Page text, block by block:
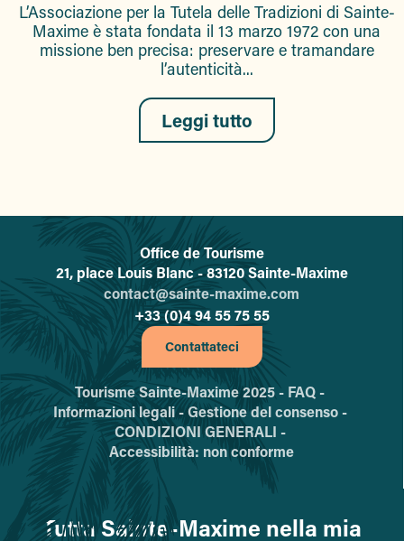
L’Associazione per la Tutela delle Tradizioni di Sainte-
Maxime è stata fondata il 13 marzo 1972 con una
missione ben precisa: preservare e tramandare
l’autenticità...
Leggi tutto
L'office de tourisme de Sainte-
Office de Tourisme
21, place Louis Blanc - 83120 Sainte-Maxime
contact@sainte-maxime.com
+33 (0)4 94 55 75 55
Contattateci
Tourisme Sainte-Maxime 2025 - FAQ -
Informazioni legali -Gestione del consenso -
CONDIZIONI GENERALI -
Accessibilità: non conforme
Tutta Sainte-Maxime nella mia